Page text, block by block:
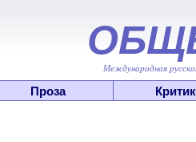
Международная
Проза